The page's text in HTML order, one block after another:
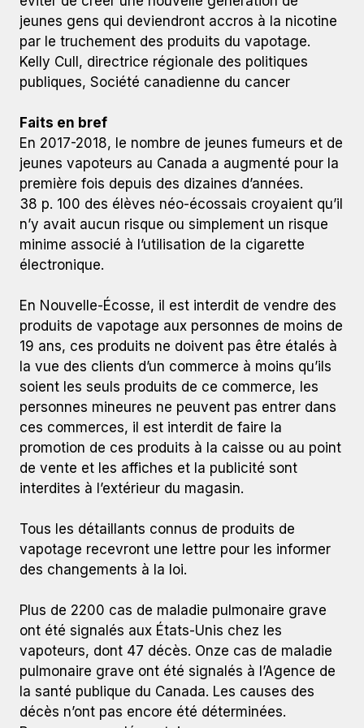
jeunes gens qui deviendront accros à la nicotine
par le truchement des produits du vapotage.
Kelly Cull, directrice régionale des politiques
publiques, Société canadienne du cancer
Faits en bref
En 2017-2018, le nombre de jeunes fumeurs et de
jeunes vapoteurs au Canada a augmenté pour la
première fois depuis des dizaines d’années.
38 p. 100 des élèves néo-écossais croyaient qu’il
n’y avait aucun risque ou simplement un risque
minime associé à l’utilisation de la cigarette
électronique.
En Nouvelle-Écosse, il est interdit de vendre des
produits de vapotage aux personnes de moins de
19 ans, ces produits ne doivent pas être étalés à
la vue des clients d’un commerce à moins qu’ils
soient les seuls produits de ce commerce, les
personnes mineures ne peuvent pas entrer dans
ces commerces, il est interdit de faire la
promotion de ces produits à la caisse ou au point
de vente et les affiches et la publicité sont
interdites à l’extérieur du magasin.
Tous les détaillants connus de produits de
vapotage recevront une lettre pour les informer
des changements à la loi.
Plus de 2200 cas de maladie pulmonaire grave
ont été signalés aux États-Unis chez les
vapoteurs, dont 47 décès. Onze cas de maladie
pulmonaire grave ont été signalés à l’Agence de
la santé publique du Canada. Les causes des
décès n’ont pas encore été déterminées.